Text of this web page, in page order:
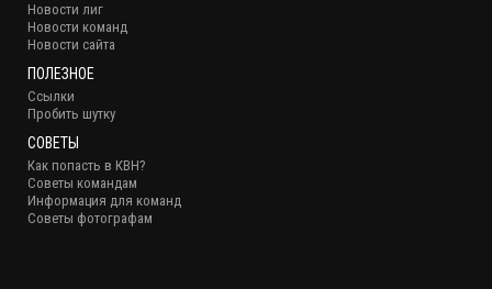
Новости лиг
Новости команд
Новости сайта
ПОЛЕЗНОЕ
Ссылки
Пробить шутку
СОВЕТЫ
Как попасть в КВН?
Советы командам
Информация для команд
Советы фотографам